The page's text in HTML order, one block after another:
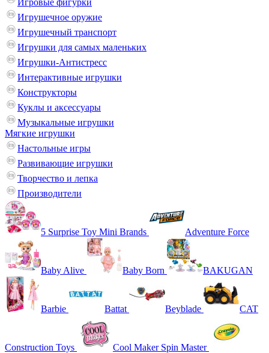
Игровые фигурки
Игрушечное оружие
Игрушечный транспорт
Игрушки для самых маленьких
Игрушки-Антистресс
Интерактивные игрушки
Конструкторы
Куклы и аксессуары
Музыкальные игрушки
Мягкие игрушки
Настольные игры
Развивающие игрушки
Творчество и лепка
Производители
5 Surprise Toy Mini Brands Adventure Force
Baby Alive Baby Born BAKUGAN
Barbie Battat Beyblade CAT
Construction Toys Cool Maker Spin Master